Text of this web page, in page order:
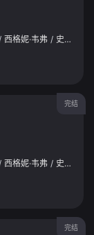
西格妮·韦弗 / 史蒂芬·朗
完结
西格妮·韦弗 / 史蒂芬·朗
完结